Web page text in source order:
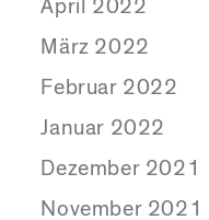
April 2022
März 2022
Februar 2022
Januar 2022
Dezember 2021
November 2021